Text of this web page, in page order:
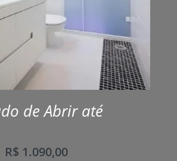
de Abrir até
R$1.090,00